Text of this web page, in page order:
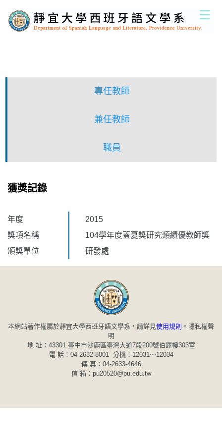
到
主
專任教師
兼任教師
職員
獲獎記錄
年度
2015
獎項名稱
104學年度蓋夏獎研究類績優教師獎
頒獎單位
研發處
本網站著作權屬於靜宜大學西班牙語文學系，請詳見使用規則 。 隱私權聲
明
地 址：43301 臺中市沙鹿區臺灣大道7段200號伯鐸樓303室
電 話：04-2632-8001 分機：12031～12034
傳 真：04-2633-4646
信 箱：pu20520@pu.edu.tw